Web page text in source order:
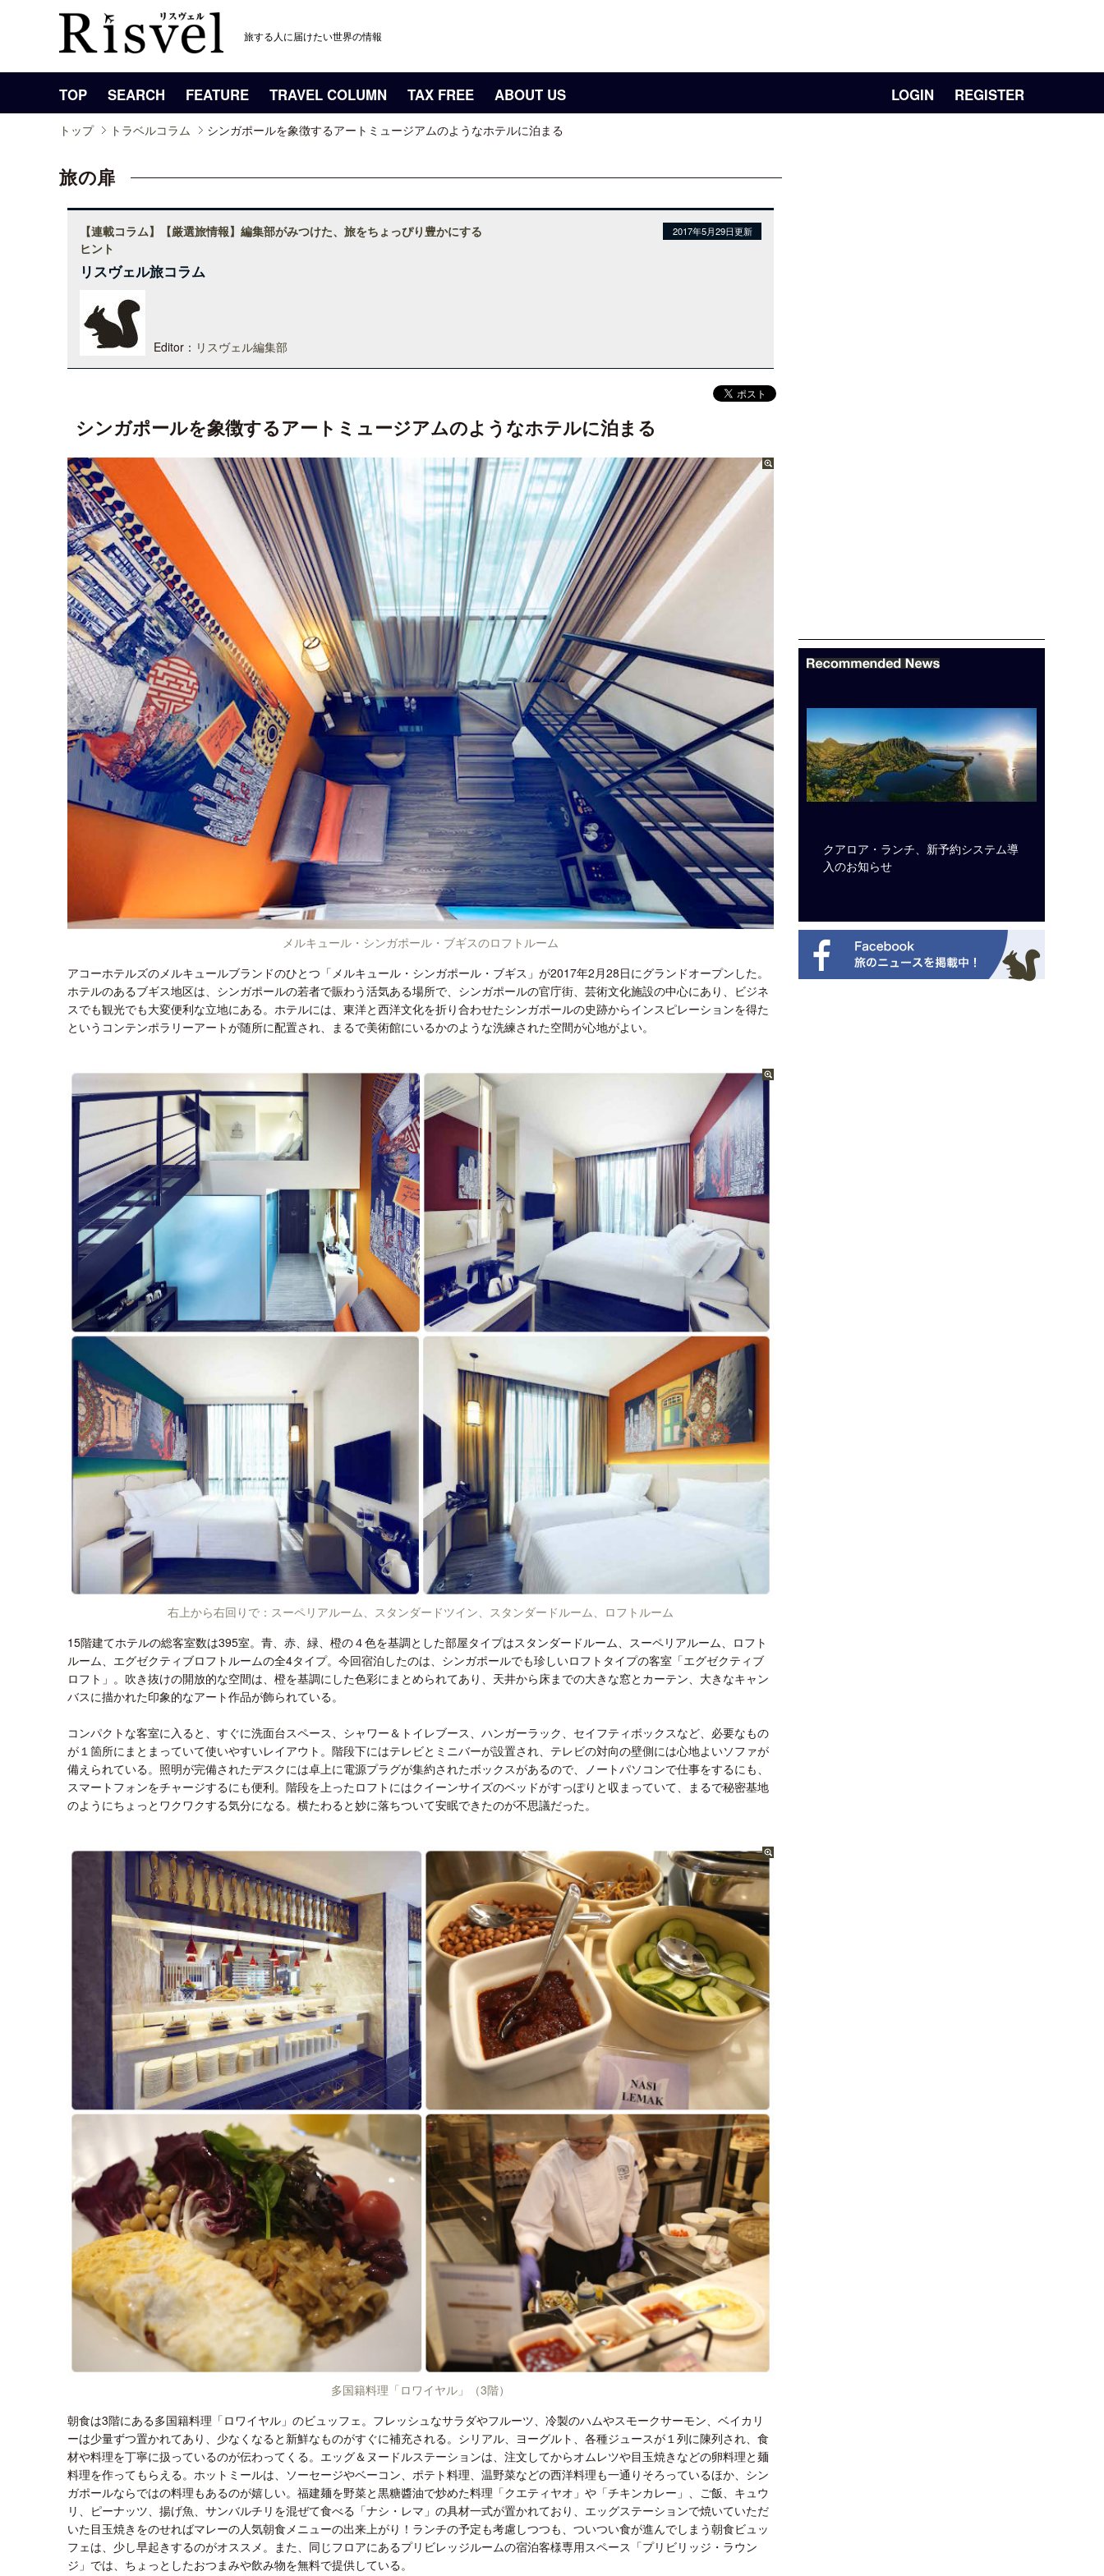
旅する人に届けたい世界の情報
TOP SEARCH FEATURE TRAVEL COLUMN TAX FREE ABOUT US LOGIN REGISTER
トップ トラベルコラム シンガポールを象徴するアートミュージアムのようなホテルに泊まる
旅の扉
【連載コラム】【厳選旅情報】編集部がみつけた、旅をちょっぴり豊かにする
ヒント
2017年5月29日更新
リスヴェル旅コラム
Editor： リスヴェル編集部
シンガポールを象徴するアートミュージアムのようなホテルに泊まる
メルキュール・シンガポール・ブギスのロフトルーム
アコーホテルズのメルキュールブランドのひとつ「メルキュール・シンガポール・ブギス」が2017年2月28日にグランドオープンした。
ホテルのあるブギス地区は、シンガポールの若者で賑わう活気ある場所で、シンガポールの官庁街、芸術文化施設の中心にあり、ビジネ
スでも観光でも大変便利な立地にある。ホテルには、東洋と西洋文化を折り合わせたシンガポールの史跡からインスピレーションを得た
というコンテンポラリーアートが随所に配置され、まるで美術館にいるかのような洗練された空間が心地がよい。
右上から右回りで：スーペリアルーム、スタンダードツイン、スタンダードルーム、ロフトルーム
15階建てホテルの総客室数は395室。青、赤、緑、橙の４色を基調とした部屋タイプはスタンダードルーム、スーペリアルーム、ロフト
ルーム、エグゼクティブロフトルームの全4タイプ。今回宿泊したのは、シンガポールでも珍しいロフトタイプの客室「エグゼクティブ
ロフト」。吹き抜けの開放的な空間は、橙を基調にした色彩にまとめられてあり、天井から床までの大きな窓とカーテン、大きなキャン
バスに描かれた印象的なアート作品が飾られている。
コンパクトな客室に入ると、すぐに洗面台スペース、シャワー＆トイレブース、ハンガーラック、セイフティボックスなど、必要なもの
が１箇所にまとまっていて使いやすいレイアウト。階段下にはテレビとミニバーが設置され、テレビの対向の壁側には心地よいソファが
備えられている。照明が完備されたデスクには卓上に電源プラグが集約されたボックスがあるので、ノートパソコンで仕事をするにも、
スマートフォンをチャージするにも便利。階段を上ったロフトにはクイーンサイズのベッドがすっぽりと収まっていて、まるで秘密基地
のようにちょっとワクワクする気分になる。横たわると妙に落ちついて安眠できたのが不思議だった。
多国籍料理「ロワイヤル」（3階）
朝食は3階にある多国籍料理「ロワイヤル」のビュッフェ。フレッシュなサラダやフルーツ、冷製のハムやスモークサーモン、ベイカリ
ーは少量ずつ置かれてあり、少なくなると新鮮なものがすぐに補充される。シリアル、ヨーグルト、各種ジュースが１列に陳列され、食
材や料理を丁寧に扱っているのが伝わってくる。エッグ＆ヌードルステーションは、注文してからオムレツや目玉焼きなどの卵料理と麺
料理を作ってもらえる。ホットミールは、ソーセージやベーコン、ポテト料理、温野菜などの西洋料理も一通りそろっているほか、シン
ガポールならではの料理もあるのが嬉しい。福建麺を野菜と黒糖醬油で炒めた料理「クエティヤオ」や「チキンカレー」、ご飯、キュウ
リ、ピーナッツ、揚げ魚、サンバルチリを混ぜて食べる「ナシ・レマ」の具材一式が置かれており、エッグステーションで焼いていただ
いた目玉焼きをのせればマレーの人気朝食メニューの出来上がり！ランチの予定も考慮しつつも、ついつい食が進んでしまう朝食ビュッ
フェは、少し早起きするのがオススメ。また、同じフロアにあるプリビレッジルームの宿泊客様専用スペース「プリビリッジ・ラウン
ジ」では、ちょっとしたおつまみや飲み物を無料で提供している。
ロサンゼルス観光局、ウォルト・ディ
ズニーゆかりのスポット10選を紹介
開業50周年に合わせ「ザ ビュッフェ
アット ハイアット」のメニューを刷
新
クアロア・ランチ、新予約システム導
入のお知らせ